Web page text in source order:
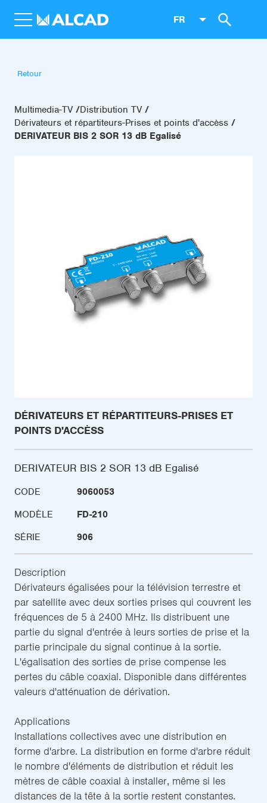
FR
Retour
Multimedia-TV
Distribution TV
Dérivateurs et répartiteurs-Prises et points d'accèss
DERIVATEUR BIS 2 SOR 13 dB Egalisé
DÉRIVATEURS ET RÉPARTITEURS-PRISES ET
POINTS D'ACCÈSS
DERIVATEUR BIS 2 SOR 13 dB Egalisé
CODE
9060053
MODÈLE
FD-210
SÉRIE
906
Description
Dérivateurs égalisées pour la télévision terrestre et
par satellite avec deux sorties prises qui couvrent les
fréquences de 5 à 2400 MHz. Ils distribuent une
partie du signal d'entrée à leurs sorties de prise et la
partie principale du signal continue à la sortie.
L'égalisation des sorties de prise compense les
pertes du câble coaxial. Disponible dans différentes
valeurs d'atténuation de dérivation.
Applications
Installations collectives avec une distribution en
forme d'arbre. La distribution en forme d'arbre réduit
le nombre d'éléments de distribution et réduit les
mètres de câble coaxial à installer, même si les
distances de la tête à la sortie restent constantes.